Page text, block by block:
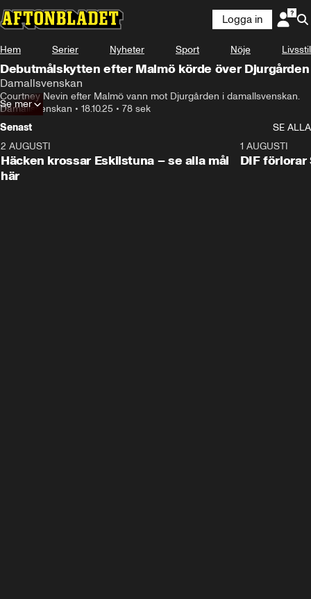
Logga in
Hem Serier Nyheter Sport Nöje Livsstil
Debutmålskytten efter Malmö körde över Djurgården
Damallsvenskan
Courtney Nevin efter Malmö vann mot Djurgården i damallsvenskan.
Damallsvenskan • 18.10.25 • 78 sek
Se mer
Senast
SE ALLA
2 AUGUSTI
Häcken krossar Eskilstuna – se alla mål
här
1 AUGUSTI
DIF